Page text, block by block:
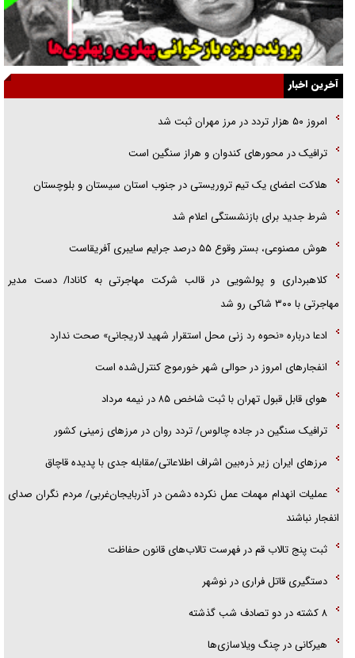
گفت‌وگو با خواهر یکی از شهدای جنگ رمضان/ خواهرم فرمانده جهادی و
اهل خدمت بی‌منت بود
جزئیات شکنجه‌هایم فراتر از آن است که در بیان بگنجد!
گزارش «جوان» از قوانین سخت‌گیرانه ۶ قاره در برابر یورش به پاسگاه‌های
آخرین اخبار
امروز ۵۰ هزار تردد در مرز مهران ثبت شد
ترافیک در محور‌های کندوان و هراز سنگین است
هلاکت اعضای یک تیم تروریستی در جنوب استان سیستان و بلوچستان
شرط جدید برای بازنشستگی اعلام شد
هوش مصنوعی، بستر وقوع ۵۵ درصد جرایم سایبری آفریقاست
کلاهبرداری و پولشویی در قالب شرکت مهاجرتی به کانادا/ دست مدیر
مهاجرتی با ۳۰۰ شاکی رو شد
ادعا درباره «نحوه رد زنی محل استقرار شهید لاریجانی» صحت ندارد
انفجار‌های امروز در حوالی شهر خورموج کنترل‌شده است
هوای قابل قبول تهران با ثبت شاخص ۸۵ در نیمه مرداد
ترافیک سنگین در جاده چالوس/ تردد روان در مرز‌های زمینی کشور
مرز‌های ایران زیر ذره‌بین اشراف اطلاعاتی/مقابله جدی با پدیده قاچاق
عملیات انهدام مهمات عمل نکرده دشمن در آذربایجان‌غربی/ مردم نگران صدای
انفجار نباشند
ثبت پنج تالاب قم در فهرست تالاب‌های قانون حفاظت
دستگیری قاتل فراری در نوشهر
۸ کشته در دو تصادف شب گذشته
هیرکانی در چنگ ویلاسازی‌ها